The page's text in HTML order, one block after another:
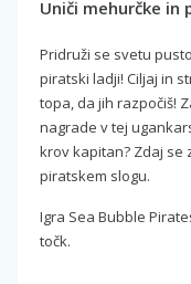
Uniči mehurčke in
Pridruži se svetu
piratski ladji! Ciljaj in
topa, da jih razpočiš!
nagrade v tej
krov kapitan? Zdaj se
piratskem slogu.
Igra Sea Bubble
točk.